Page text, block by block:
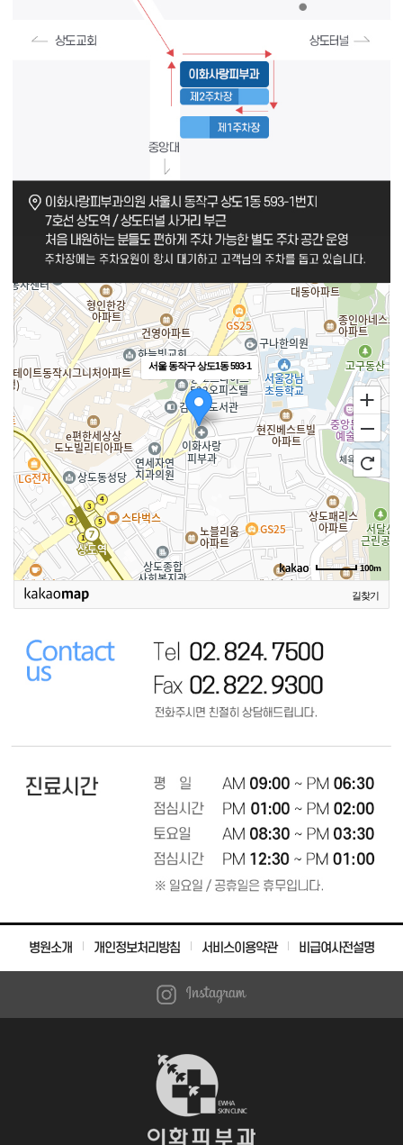
서울 동작구 상도1동 593-1
100m
길찾기
병원소개 개인정보처리방침 서비스이용약관 비급여사전설명